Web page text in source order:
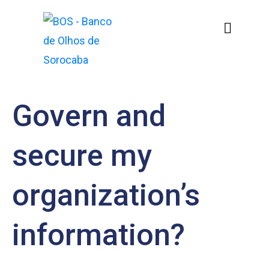
Govern and
secure my
organization’s
information?